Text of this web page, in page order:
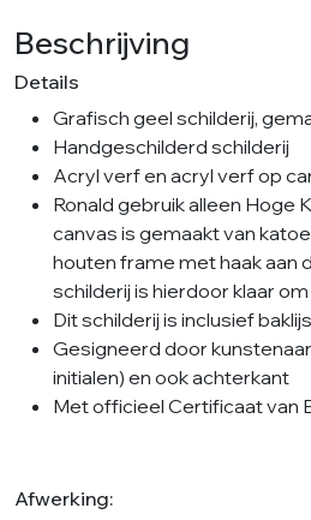
Beschrijving
Details
Grafisch geel schilderij,
Handgeschilderd schilderij
Acryl verf en acryl verf op
Ronald gebruik alleen Hoge
canvas is gemaakt van
houten frame met haak aan
schilderij is hierdoor klaar
Dit schilderij is inclusief
Gesigneerd door
initialen) en ook achterkant
Met officieel Certificaat van
Afwerking: